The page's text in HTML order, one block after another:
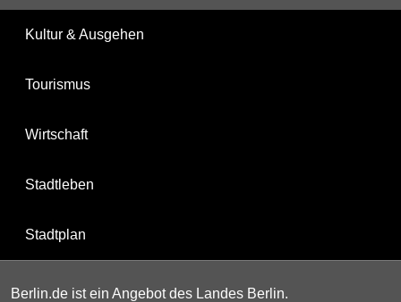
Kultur & Ausgehen
Tourismus
Wirtschaft
Stadtleben
Stadtplan
Berlin.de ist ein Angebot des Landes Berlin.